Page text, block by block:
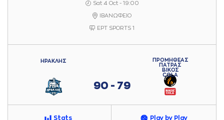
Sat 4 Oct - 19:00
ΙΒΑΝΩΦΕΙΟ
ΕΡΤ SPORTS 1
Stats Play by Play
ΗΡΑΚΛΗΣ
90 - 79
ΠΡΟΜΗΘΕΑΣ
ΠΑΤΡΑΣ
ΒΙΚΟΣ
COLA